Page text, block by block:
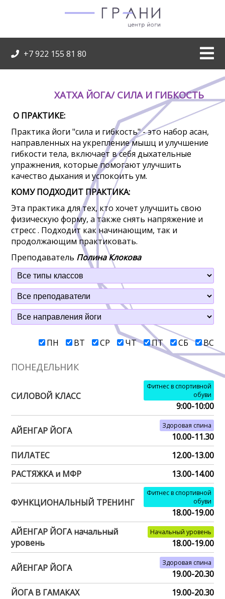
+7 922 155 81 80
ХАТХА ЙОГА/ СИЛА И ГИБКОСТЬ
О ПРАКТИКЕ:
Практика йоги "сила и гибкость" - это набор асан,
направленных на укрепление мышц и улучшение
гибкости тела, включает в себя дыхательные
упражнения, которые помогают улучшить
качество дыхания и успокоить ум.
КОМУ ПОДХОДИТ ПРАКТИКА:
Эта практика для тех, кто хочет улучшить свою
физическую форму, а также снять напряжение и
стресс . Подходит как начинающим, так и
продолжающим практиковать.
Преподаватель Полина Клокова
ПН ВТ СР ЧТ ПТ СБ ВС
ПОНЕДЕЛЬНИК
СИЛОВОЙ КЛАСС
Фитнес в спортивной
обуви
9:00-10:00
АЙЕНГАР ЙОГА Здоровая спина
10.00-11.30
ПИЛАТЕС
12.00-13.00
РАСТЯЖКА и МФР
13.00-14.00
ФУНКЦИОНАЛЬНЫЙ ТРЕНИНГ
Фитнес в спортивной
обуви
18.00-19.00
АЙЕНГАР ЙОГА начальный
уровень
Начальный уровень
18.00-19.00
АЙЕНГАР ЙОГА Здоровая спина
19.00-20.30
ЙОГА В ГАМАКАХ
19.00-20.30